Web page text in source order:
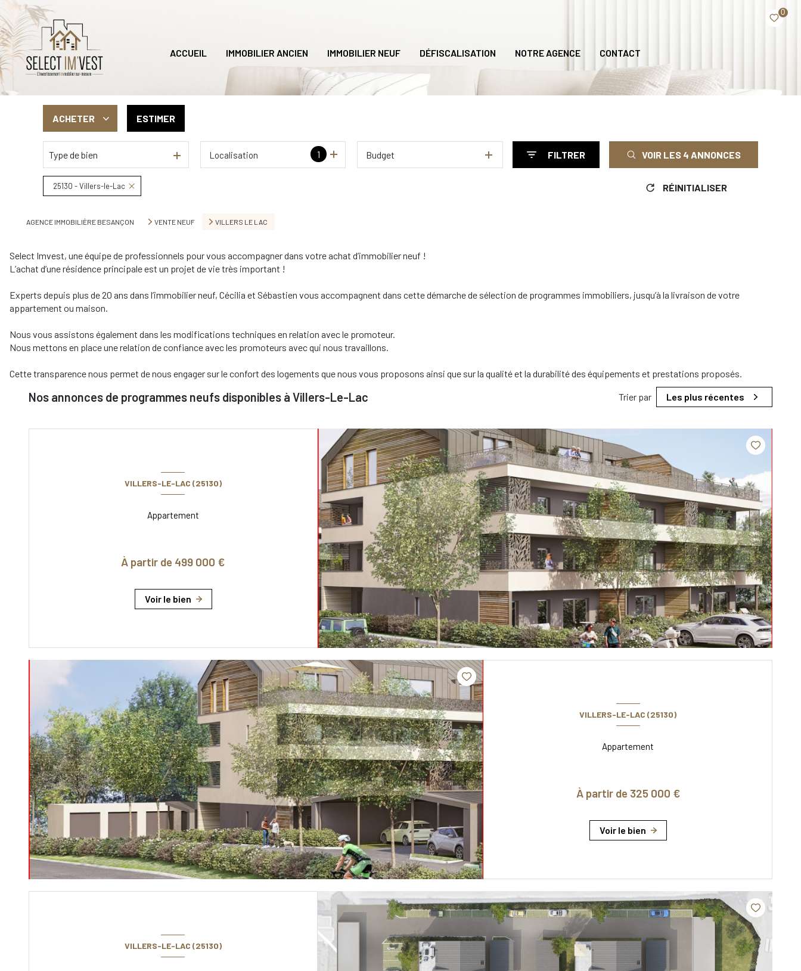
0
ACCUEIL IMMOBILIER ANCIEN IMMOBILIER NEUF DÉFISCALISATION NOTRE AGENCE CONTACT
ACHETER
De l'ancien
Du neuf
ESTIMER
Type de bien 1
Localisation Budget FILTRER VOIR LES 4 ANNONCES
25130 - Villers-le-Lac RÉINITIALISER
AGENCE IMMOBILIÈRE BESANÇON VENTE NEUF VILLERS LE LAC
Select Imvest, une équipe de professionnels pour vous accompagner dans votre achat d’immobilier neuf !
L’achat d’une résidence principale est un projet de vie très important !
Experts depuis plus de 20 ans dans l’immobilier neuf, Cécilia et Sébastien vous accompagnent dans cette démarche de sélection de programmes immobiliers, jusqu’à la livraison de votre
appartement ou maison.
Nous vous assistons également dans les modifications techniques en relation avec le promoteur.
Nous mettons en place une relation de confiance avec les promoteurs avec qui nous travaillons.
Cette transparence nous permet de nous engager sur le confort des logements que nous vous proposons ainsi que sur la qualité et la durabilité des équipements et prestations proposés.
Nos annonces de programmes neufs disponibles à Villers-Le-Lac Trier par Les plus récentes
VILLERS-LE-LAC (25130)
Appartement
À partir de 499 000 €
Voir le bien
VILLERS-LE-LAC (25130)
Appartement
À partir de 325 000 €
Voir le bien
VILLERS-LE-LAC (25130)